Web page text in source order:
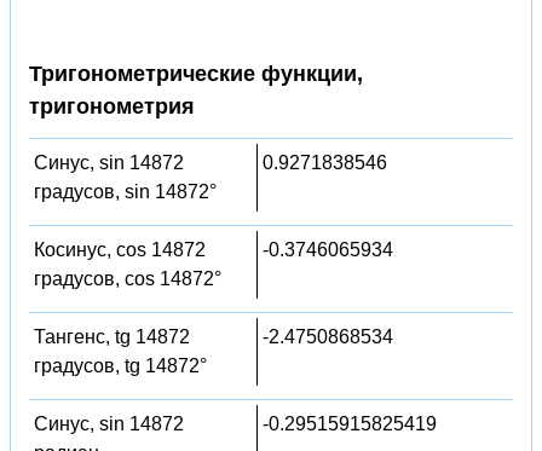
Тригонометрические функции,
тригонометрия
Синус, sin 14872
градусов, sin 14872°
0.9271838546
Косинус, cos 14872
градусов, cos 14872°
-0.3746065934
Тангенс, tg 14872
градусов, tg 14872°
-2.4750868534
Синус, sin 14872
-0.29515915825419